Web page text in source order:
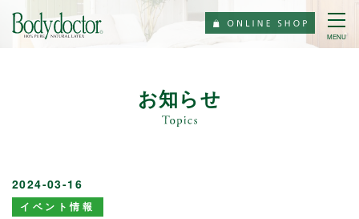
MENU
お知らせ
2024-03-16
イベント情報